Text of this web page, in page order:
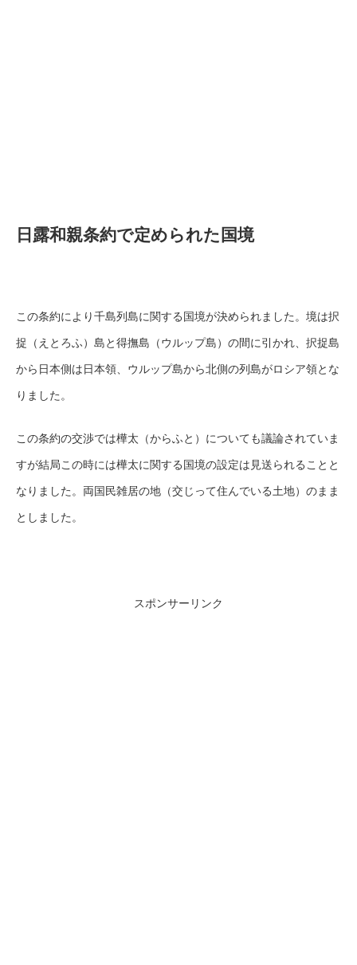
日露和親条約で定められた国境
この条約により千島列島に関する国境が決められました。境は択
捉（えとろふ）島と得撫島（ウルップ島）の間に引かれ、択捉島
から日本側は日本領、ウルップ島から北側の列島がロシア領とな
りました。
この条約の交渉では樺太（からふと）についても議論されていま
すが結局この時には樺太に関する国境の設定は見送られることと
なりました。両国民雑居の地（交じって住んでいる土地）のまま
としました。
スポンサーリンク